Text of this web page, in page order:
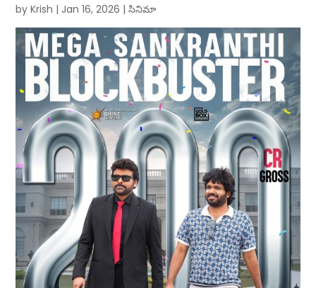
byKrish | Jan 16, 2026 |సినిమా